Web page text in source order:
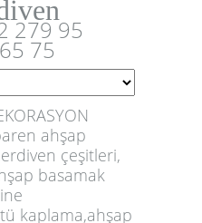
279 95
75
ahşap
çeşitleri,
basamak
kaplama,ahşap